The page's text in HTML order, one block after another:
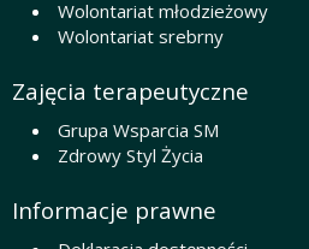
Wolontariat młodzieżowy
Wolontariat srebrny
Zajęcia terapeutyczne
Grupa Wsparcia SM
Zdrowy Styl Życia
Informacje prawne